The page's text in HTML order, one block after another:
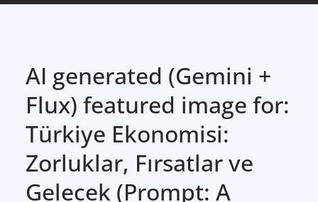
AI generated (Gemini +
Flux) featured image for:
Türkiye Ekonomisi:
Zorluklar, Fırsatlar ve
Gelecek (Prompt: A